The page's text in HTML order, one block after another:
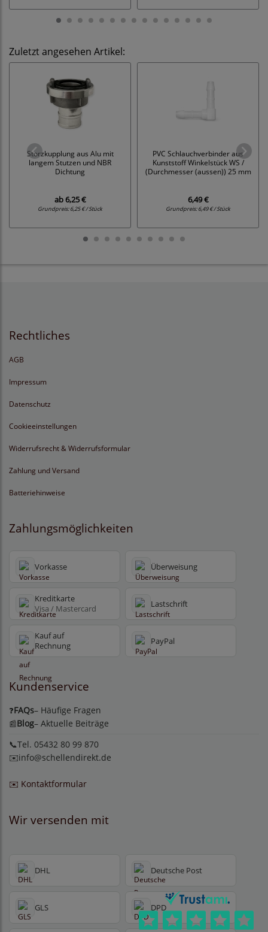
Zuletzt angesehen Artikel:
Storzkupplung aus Alu mit
langem Stutzen und NBR
Dichtung
ab6,25 €
Grundpreis:6,25 € / Stück
PVC Schlauchverbinder aus
Kunststoff Winkelstück WS /
(Durchmesser (aussen)) 25 mm
6,49 €
Grundpreis:6,49 € / Stück
Rechtliches
AGB
Impressum
Datenschutz
Cookieeinstellungen
Widerrufsrecht & Widerrufsformular
Zahlung und Versand
Batteriehinweise
Zahlungsmöglichkeiten
Vorkasse Überweisung
Kreditkarte
Visa / Mastercard Lastschrift
Kauf auf
Rechnung
PayPal
Kundenservice
❓FAQs– Häufige Fragen
📰Blog– Aktuelle Beiträge
📞Tel. 05432 80 99 870
✉️info@schellendirekt.de
✉️ Kontaktformular
Wir versenden mit
DHL Deutsche Post
GLS DPD